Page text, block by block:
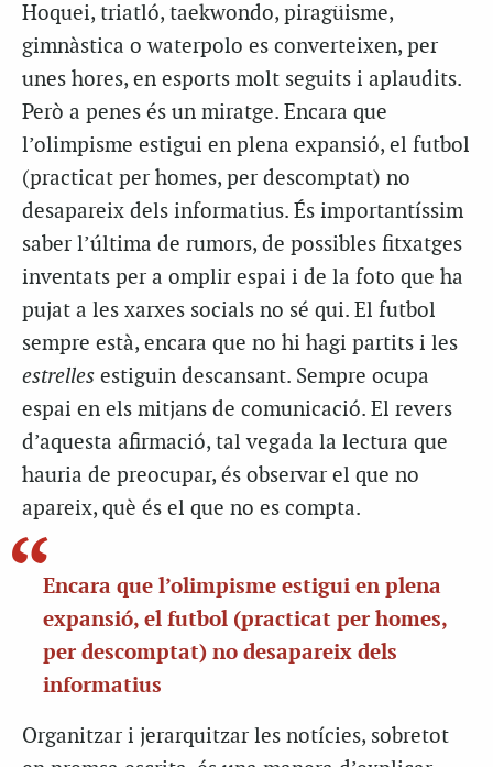
Hoquei, triatló, taekwondo, piragüisme,
gimnàstica o waterpolo es converteixen, per
unes hores, en esports molt seguits i aplaudits.
Però a penes és un miratge. Encara que
l’olimpisme estigui en plena expansió, el futbol
(practicat per homes, per descomptat) no
desapareix dels informatius. És importantíssim
saber l’última de rumors, de possibles fitxatges
inventats per a omplir espai i de la foto que ha
pujat a les xarxes socials no sé qui. El futbol
sempre està, encara que no hi hagi partits i les
estrelles estiguin descansant. Sempre ocupa
espai en els mitjans de comunicació. El revers
d’aquesta afirmació, tal vegada la lectura que
hauria de preocupar, és observar el que no
apareix, què és el que no es compta.
Encara que l’olimpisme estigui en plena
expansió, el futbol (practicat per homes,
per descomptat) no desapareix dels
informatius
Organitzar i jerarquitzar les notícies, sobretot